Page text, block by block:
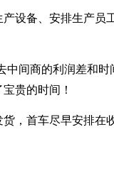
设备、安排生产员
中间商的利润差和
贵的时间！
，首车尽早安排在